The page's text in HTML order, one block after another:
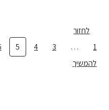
לחזור
1
…
3
4
5
להמשיך